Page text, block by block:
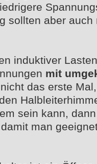
sollten aber
induktiver
mit
das erste
sein kann,
man